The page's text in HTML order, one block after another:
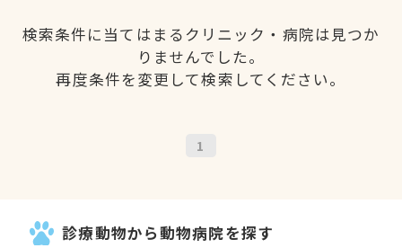
検索条件に当てはまるクリニック・病院は見つか
りませんでした。
再度条件を変更して検索してください。
1
診療動物から動物病院を探す